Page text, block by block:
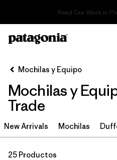
Read Our Work in
Filter & Sort
Ordenar Por
Filtrar por
Category
Filtrar por
Price
Mochilas y Equipo
Mochilas y
Trade
New Arrivals Mochilas
25 Productos